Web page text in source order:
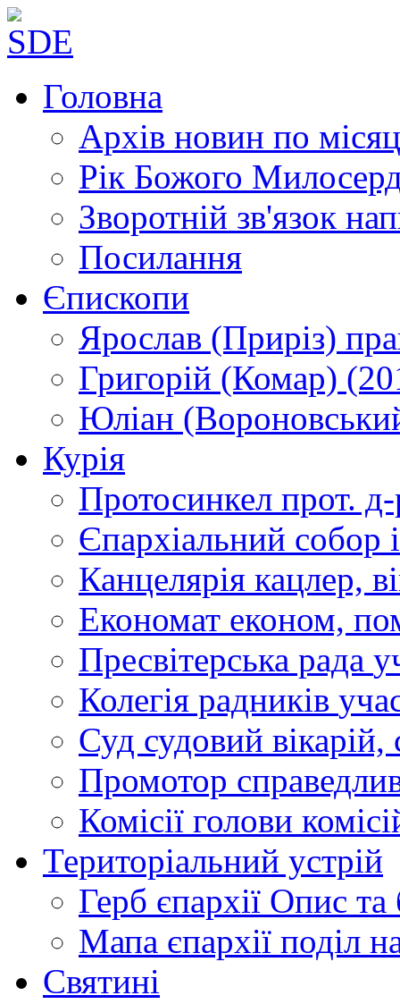
Головна
Архів новин по
Рік Божого
Зворотній зв'язок
Посилання
Єпископи
Ярослав (Приріз)
Григорій (Комар)
Юліан
Курія
Протосинкел прот.
Єпархіальний собор
Канцелярія кацлер,
Економат економ,
Пресвітерська рада
Колегія радників
Суд судовий вікарій,
Промотор
Комісії голови
Територіальний устрій
Герб єпархії Опис та
Мапа єпархії поділ
Святині